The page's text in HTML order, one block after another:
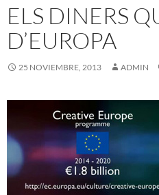
ELS DINERS
D’EUROPA
25 NOVIEMBRE, 2013 ADMIN